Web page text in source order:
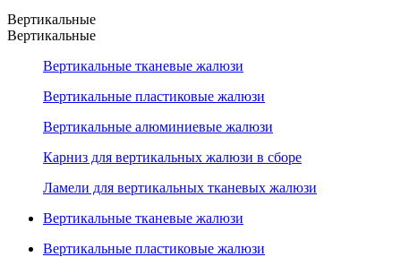
Вертикальные
Вертикальные
Вертикальные тканевые жалюзи
Вертикальные пластиковые жалюзи
Вертикальные алюминиевые жалюзи
Карниз для вертикальных жалюзи в сборе
Ламели для вертикальных тканевых жалюзи
Вертикальные тканевые жалюзи
Вертикальные пластиковые жалюзи